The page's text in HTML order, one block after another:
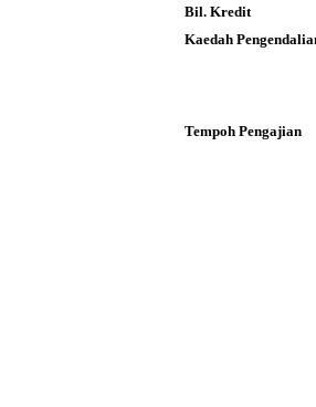
Bil. Kredit
Kaedah
Tempoh Pengajian